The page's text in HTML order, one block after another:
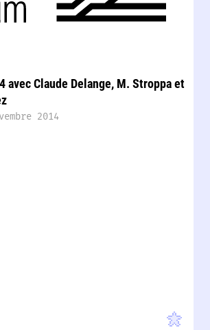
avec Claude Delange, M. Stroppa et
2014